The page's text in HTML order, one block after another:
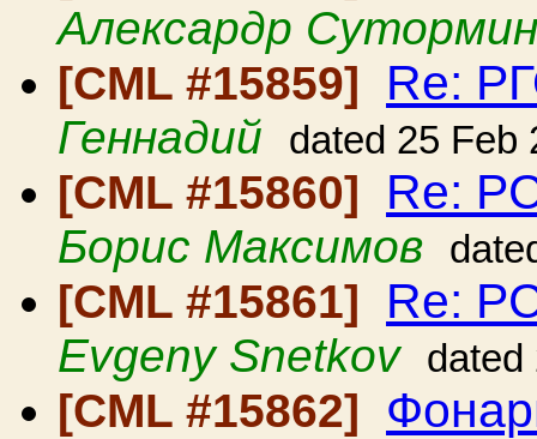
Алексардр Сутормин
[CML #15859]
Re:
Геннадий dated 25 Feb
[CML #15860] Re:
Борис Максимов
[CML #15861] Re:
Evgeny Snetkov dated
[CML #15862]